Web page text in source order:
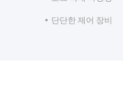
단단한 제어 장비